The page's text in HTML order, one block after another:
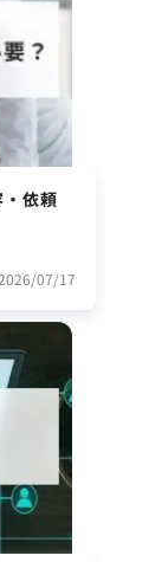
依頼
07/17